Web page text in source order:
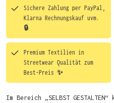
Sichere Zahlung per PayPal,
Klarna Rechnungskauf uvm.
🔒
Premium Textilien in
Streetwear Qualität zum
Best-Preis ✨
Im Bereich „SELBST